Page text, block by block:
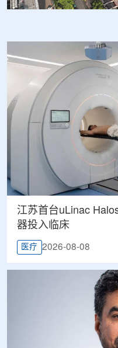
江苏首台uLinac
器投入临床
医疗 2026-08-08